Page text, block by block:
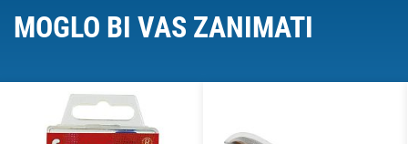
MOGLO BI VAS ZANIMATI